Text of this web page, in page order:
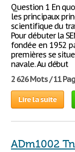
Question 1 En
les principaux
scientifique du
Pour débuter la
fondée en 1952
premières se
navale. Au début
2 626 Mots / 11
Lire la suite
ADm1002